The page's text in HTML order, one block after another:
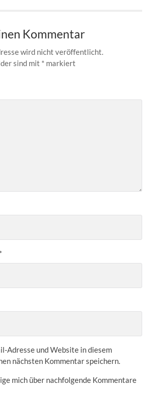
Kommentar
wird nicht veröffentlicht.
sind mit * markiert
*
Adresse und Website in diesem
nächsten Kommentar speichern.
mich über nachfolgende Kommentare